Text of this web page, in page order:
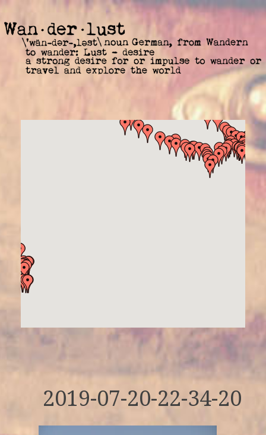
2019-07-20-22-34-20